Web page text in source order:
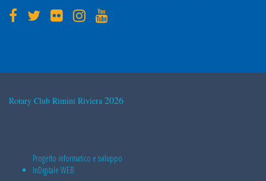
Rotary Club Rimini Riviera 2026
Progetto informatico e sviluppo
InDigitale WEB